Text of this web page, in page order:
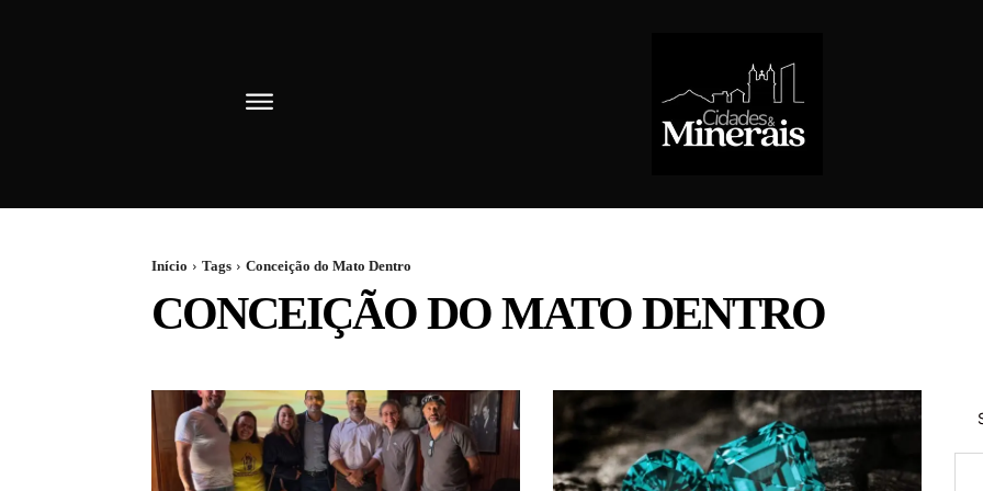
Início Tags Conceição do Mato Dentro
CONCEIÇÃO DO MATO DENTRO